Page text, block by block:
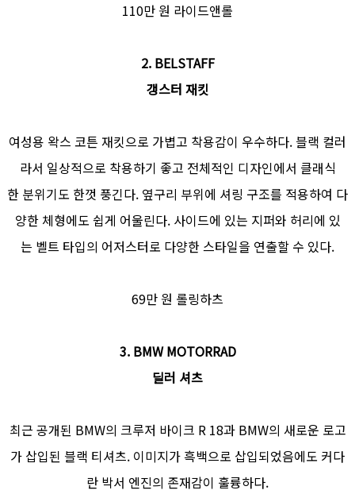
110만 원 라이드앤롤
2. BELSTAFF
갱스터 재킷
여성용 왁스 코튼 재킷으로 가볍고 착용감이 우수하다. 블랙 컬러
라서 일상적으로 착용하기 좋고 전체적인 디자인에서 클래식
한 분위기도 한껏 풍긴다. 옆구리 부위에 셔링 구조를 적용하여 다
양한 체형에도 쉽게 어울린다. 사이드에 있는 지퍼와 허리에 있
는 벨트 타입의 어저스터로 다양한 스타일을 연출할 수 있다.
69만 원 롤링하츠
3. BMW MOTORRAD
딜러 셔츠
최근 공개된 BMW의 크루저 바이크 R 18과 BMW의 새로운 로고
가 삽입된 블랙 티셔츠. 이미지가 흑백으로 삽입되었음에도 커다
란 박서 엔진의 존재감이 훌륭하다.